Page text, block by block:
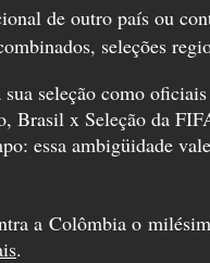
de outro país ou
seleções
seleção como
x Seleção da
essa ambigüidade
a Colômbia o
.